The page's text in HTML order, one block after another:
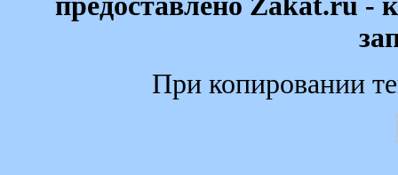
При копировании